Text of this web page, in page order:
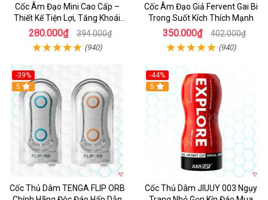
Cốc Âm Đạo Mini Cao Cấp –
Thiết Kế Tiện Lợi, Tăng Khoái
Cảm
280.000₫ 394.000₫
(940)
Cốc Âm Đạo Giả Fervent Gai Bi
Trong Suốt Kích Thích Mạnh
350.000₫ 402.000₫
(940)
-39%
Hot
5
Cốc Thủ Dâm TENGA FLIP ORB
-44%
Hot
5
Cốc Thủ Dâm JIUUY 003 Ngụy